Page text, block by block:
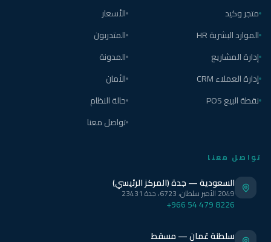
متجر وكيد
الموارد البشرية HR
إدارة المشاريع
إدارة العملاء CRM
نقطة البيع POS
الأسعار
المتدربون
المدونة
الأمان
حالة النظام
تواصل معنا
تواصل معنا
السعودية — جدة (المركز الرئيسي)
2049 الأمير سلطان، 6723، جدة 23431
+966 54 479 8226
سلطنة عُمان — مسقط